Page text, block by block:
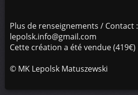
Plus de renseignements / Contact :
lepolsk.info@gmail.com
Cette création a été vendue (419€)
© MK Lepolsk Matuszewski